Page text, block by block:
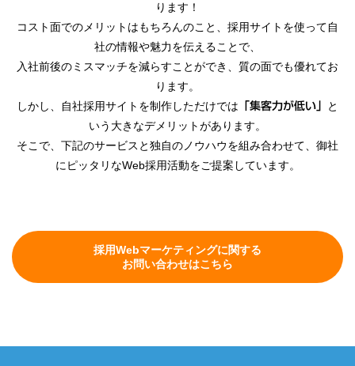
ります！
コスト面でのメリットはもちろんのこと、採用サイトを使って自
社の情報や魅力を伝えることで、
入社前後のミスマッチを減らすことができ、質の面でも優れてお
ります。
しかし、自社採用サイトを制作しただけでは 「集客力が低い」
と
いう大きなデメリットがあります。
そこで、下記のサービスと独自のノウハウを組み合わせて、御社
にピッタリなWeb採用活動をご提案しています。
採用Webマーケティングに関する
お問い合わせはこちら